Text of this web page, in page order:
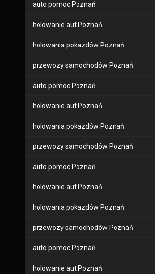
auto pomoc Poznań
holowanie aut Poznań
holowania pokazdów Poznań
przewozy samochodów Poznań
auto pomoc Poznań
holowanie aut Poznań
holowania pokazdów Poznań
przewozy samochodów Poznań
auto pomoc Poznań
holowanie aut Poznań
holowania pokazdów Poznań
przewozy samochodów Poznań
auto pomoc Poznań
holowanie aut Poznań